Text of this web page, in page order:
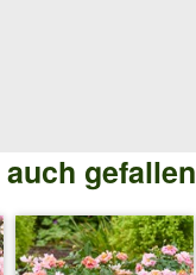
gefallen